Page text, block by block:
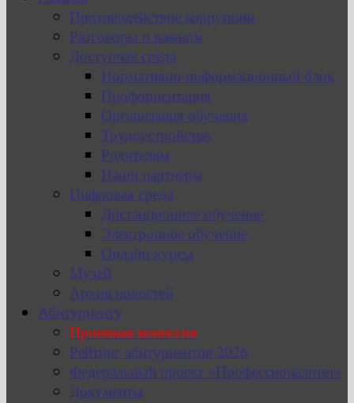
Противодействие коррупции
Разговоры о важном
Доступная среда
Нормативно-информационный блок
Профориентация
Организация обучения
Трудоустройство
Родителям
Наши партнеры
Цифровая среда
Дистанционное обучение
Электронное обучение
Онлайн-курсы
Музей
Архив новостей
Абитуриенту
Приемная комиссия
Рейтинг абитуриентов 2026
Федеральный проект «Профессионалитет»
Документы